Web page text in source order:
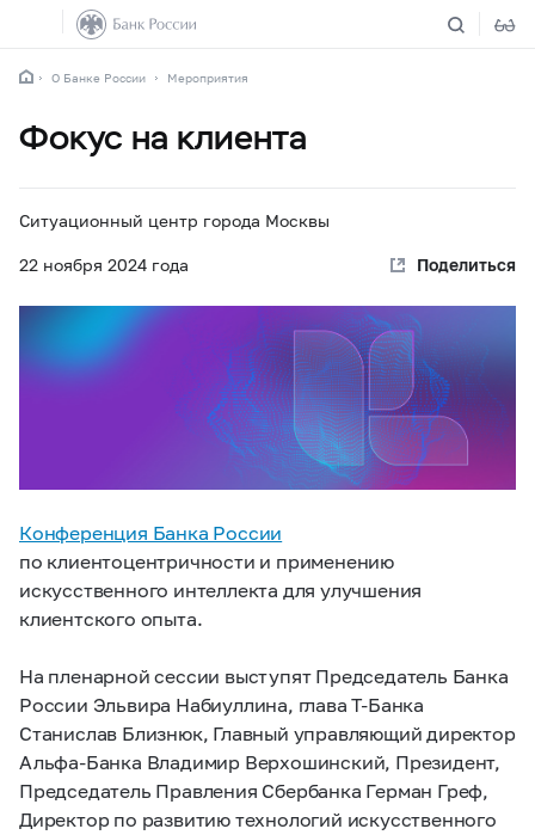
О Банке России Мероприятия
Фокус на клиента
22 ноября 2024 года
Ситуационный центр города Москвы
Поделиться
Конференция Банка России
по клиентоцентричности и применению
искусственного интеллекта для улучшения
клиентского опыта.
На пленарной сессии выступят Председатель Банка
России Эльвира Набиуллина, глава Т-Банка
Станислав Близнюк, Главный управляющий директор
Альфа-Банка Владимир Верхошинский, Президент,
Председатель Правления Сбербанка Герман Греф,
Директор по развитию технологий искусственного